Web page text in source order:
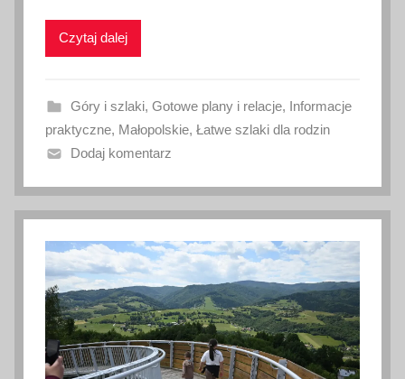
w
n
o
1
p
c
a
2
0
2
Czytaj dalej
Góry i szlaki, Gotowe plany i relacje, Informacje
praktyczne, Małopolskie, Łatwe szlaki dla rodzin
Dodaj komentarz